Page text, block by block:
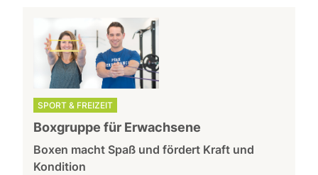
SPORT & FREIZEIT
Boxgruppe für Erwachsene
Boxen macht Spaß und fördert Kraft und
Kondition